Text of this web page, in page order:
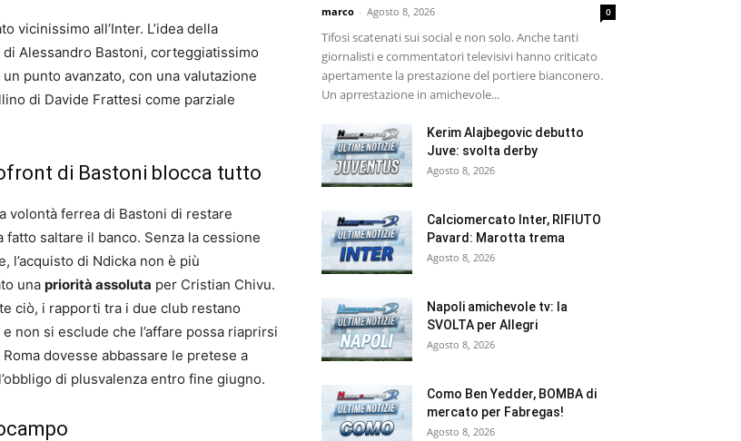
vicinissimo all’Inter. L’idea della
Alessandro Bastoni, corteggiatissimo
punto avanzato, con una valutazione
di Davide Frattesi come parziale
di Bastoni blocca tutto
volontà ferrea di Bastoni di restare
fatto saltare il banco. Senza la cessione
l’acquisto di Ndicka non è più
una priorità assoluta per Cristian Chivu.
ciò, i rapporti tra i due club restano
e non si esclude che l’affare possa riaprirsi
dovesse abbassare le pretese a
di plusvalenza entro fine giugno.
marco - Agosto 8, 2026 0
Tifosi scatenati sui social e non solo. Anche tanti
giornalisti e commentatori televisivi hanno criticato
apertamente la prestazione del portiere bianconero.
Un aprrestazione in amichevole...
Kerim Alajbegovic debutto
Juve: svolta derby
Agosto 8, 2026
Calciomercato Inter, RIFIUTO
Pavard: Marotta trema
Agosto 8, 2026
Napoli amichevole tv: la
SVOLTA per Allegri
Agosto 8, 2026
Como Ben Yedder, BOMBA di
mercato per Fabregas!
Agosto 8, 2026